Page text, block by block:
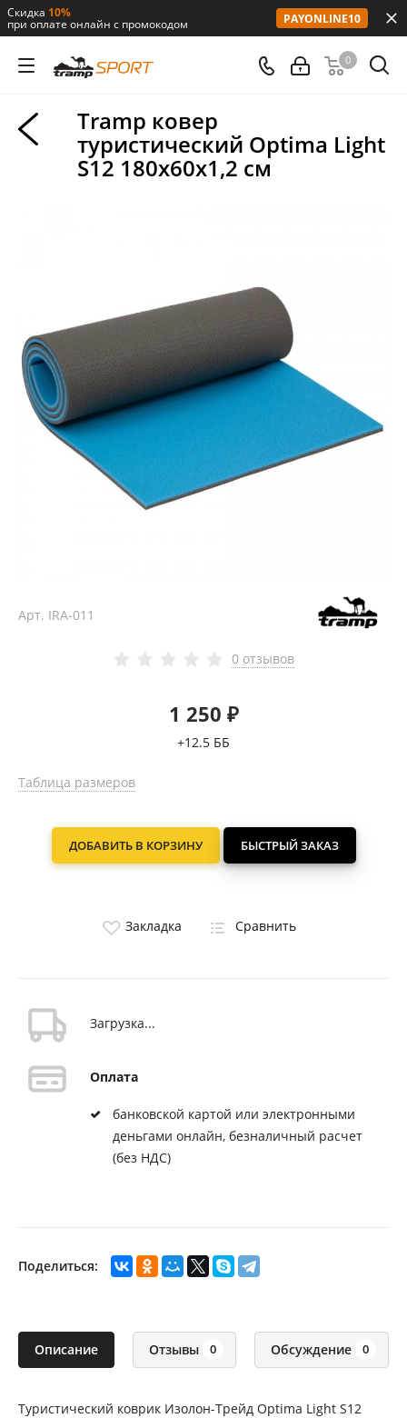
Скидка 10%
при оплате онлайн с промокодом PAYONLINE10
0
Tramp ковер
туристический Optima Light
S12 180х60х1,2 см
Арт. IRA-011
0 отзывов
1 250 ₽
+12.5 ББ
Таблица размеров
ДОБАВИТЬ В КОРЗИНУ БЫСТРЫЙ ЗАКАЗ
Закладка Сравнить
Загрузка...
Оплата
банковской картой или электронными
деньгами онлайн, безналичный расчет
(без НДС)
Поделиться:
Описание Отзывы 0 Обсуждение 0
Туристический коврик Изолон-Трейд Optima Light S12